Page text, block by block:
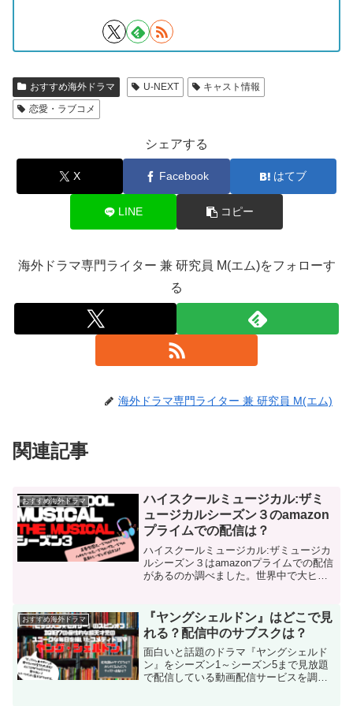
おすすめ海外ドラマ U-NEXT
キャスト情報
恋愛・ラブコメ
シェアする
X Facebook はてブ
LINE コピー
海外ドラマ専門ライター 兼 研究員 M(エム)をフォローす
る
海外ドラマ専門ライター 兼 研究員 M(エム)
関連記事
おすすめ海外ドラマ
ハイスクールミュージカル:ザミ
ュージカルシーズン３のamazon
プライムでの配信は？
ハイスクールミュージカル:ザミュージカ
ルシーズン３はamazonプライムでの配信
があるのか調べました。世界中で大ヒッ
もついにシーズン3！新シーズンではワイ
ルドキャッツたちがカリフォルニアのキ
ャンプ場での忘れられない夏を過ごしま
す。
おすすめ海外ドラマ
『ヤングシェルドン』はどこで見
れる？配信中のサブスクは？
面白いと話題のドラマ『ヤングシェルド
ン』をシーズン1～シーズン5まで見放題
で配信している動画配信サービスを調べ